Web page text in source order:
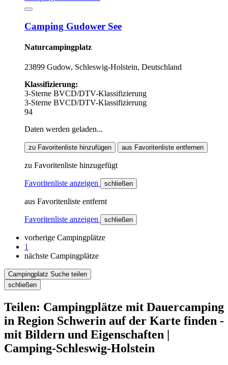
Camping Gudower See
Naturcampingplatz
23899 Gudow, Schleswig-Holstein, Deutschland
Klassifizierung:
3-Sterne BVCD/DTV-Klassifizierung
3-Sterne BVCD/DTV-Klassifizierung
94
Daten werden geladen...
zu Favoritenliste hinzufügen aus Favoritenliste entfernen
zu Favoritenliste hinzugefügt
Favoritenliste anzeigen schließen
aus Favoritenliste entfernt
Favoritenliste anzeigen schließen
vorherige Campingplätze
1
nächste Campingplätze
Campingplatz Suche teilen
schließen
Teilen: Campingplätze mit Dauercamping
in Region Schwerin auf der Karte finden -
mit Bildern und Eigenschaften |
Camping-Schleswig-Holstein